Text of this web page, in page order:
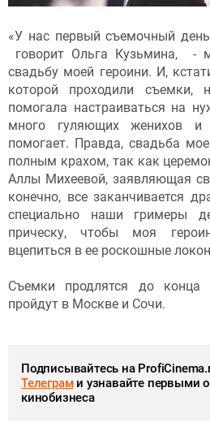
«У нас первый съемочный
говорит Ольга Кузьмина, -
свадьбу моей героини. И,
которой проходили
помогала настраиваться на
много гуляющих женихов и
помогает. Правда, свадьба
полным крахом, так как
Аллы Михеевой, заявляющая
конечно, все заканчивается
специально наши гримеры
прическу, чтобы моя
вцепиться в ее роскошные
Съемки продлятся до
пройдут в Москве и Сочи.
Подписывайтесь на
Телеграми узнавайте первыми
кинобизнеса